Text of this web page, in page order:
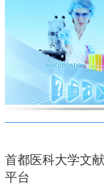
首都医科大学文
平台